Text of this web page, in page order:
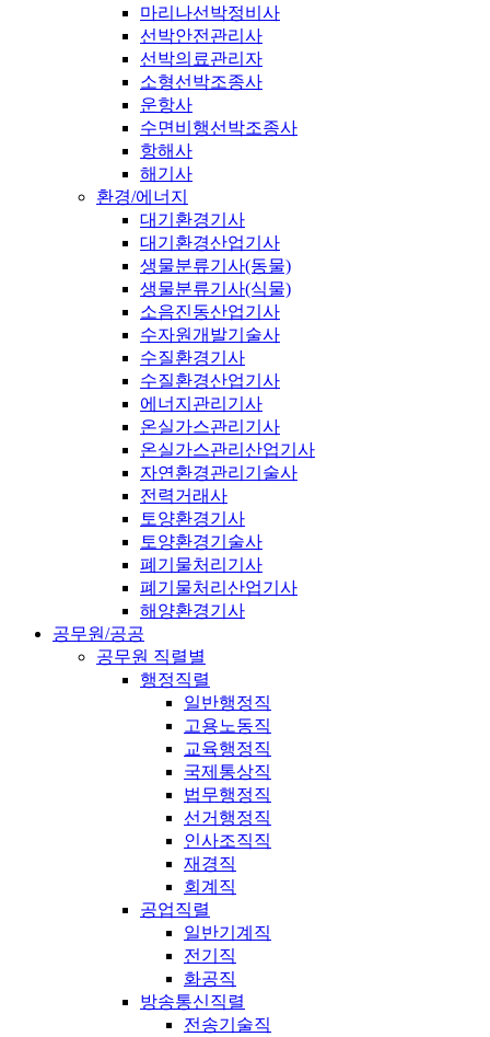
마리나선박정비사
선박안전관리사
선박의료관리자
소형선박조종사
운항사
수면비행선박조종사
항해사
해기사
환경/에너지
대기환경기사
대기환경산업기사
생물분류기사(동물)
생물분류기사(식물)
소음진동산업기사
수자원개발기술사
수질환경기사
수질환경산업기사
에너지관리기사
온실가스관리기사
온실가스관리산업기사
자연환경관리기술사
전력거래사
토양환경기사
토양환경기술사
폐기물처리기사
폐기물처리산업기사
해양환경기사
공무원/공공
공무원 직렬별
행정직렬
일반행정직
고용노동직
교육행정직
국제통상직
법무행정직
선거행정직
인사조직직
재경직
회계직
공업직렬
일반기계직
전기직
화공직
방송통신직렬
전송기술직